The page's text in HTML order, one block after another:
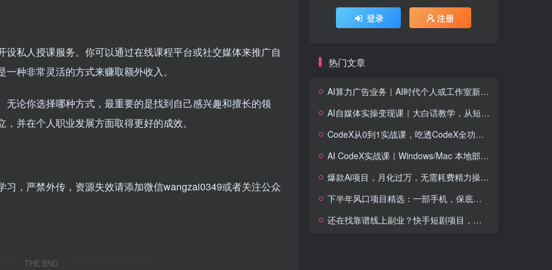
私人授课服务。你可以通过在线课程平台或社交媒体来推广自
种非常灵活的方式来赚取额外收入。
论你选择哪种方式，最重要的是找到自己感兴趣和擅长的领
并在个人职业发展方面取得更好的成效。
，严禁外传，资源失效请添加微信wangzai0349或者关注公众
THE END
登录 注册
热门文章
AI算力广告业务｜AI时代个人或工作室新赛道
AI自媒体实操变现课｜大白话教学，从短剧漫剧到动画制作，零基础也能掌握爆款内容创作与变现全流程
CodeX从0到1实战课，吃透CodeX全功能，零基础AI开发实战，从部署到高阶项目一键落地
AI CodeX实战课｜Windows/Mac 本地部署｜API 对接调通｜Skill 自制｜漫剧剪辑｜网站 VR 项目｜AI项目落地全教程
爆款Ai项目，月化过万，无需耗费精力操作，稳健实现每月增收
下半年风口项目精选：一部手机，保底日入500+，做就有收益，长期稳定！【揭秘】
还在找靠谱线上副业？快手短剧项目，全程自动发布内容，不用熬夜做视频，轻松日入500+【揭秘】